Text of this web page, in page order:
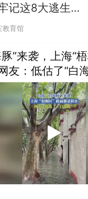
记这8大逃生
教育馆
”来袭，上海“
友：低估了“白